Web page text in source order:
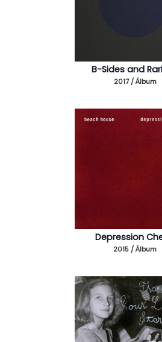
B-Sides and
2017 / Álbum
Depression
2015 / Álbum